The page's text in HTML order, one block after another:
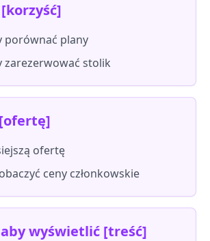
porównać plany
zarezerwować stolik
ofertę
ceny członkowskie
wyświetlić [treść]